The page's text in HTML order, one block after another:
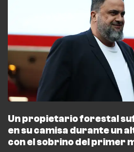
Un propietario forestal
en su camisa durante un
con el sobrino del primer